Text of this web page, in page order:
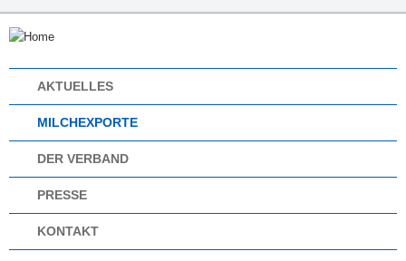
AKTUELLES
MILCHEXPORTE
DER VERBAND
PRESSE
KONTAKT